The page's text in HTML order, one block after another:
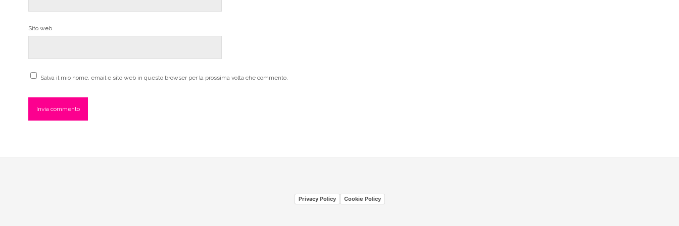
Sito web
Salva il mio nome, email e sito web in questo browser per la prossima volta che commento.
Privacy Policy Cookie Policy